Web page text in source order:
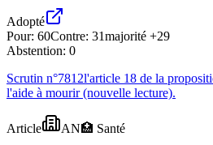
Adopté
Pour: 60Contre: 31majorité +29
Abstention: 0
Scrutin n°7812l'article 18 de la
l'aide à mourir (nouvelle lecture).
Article AN🏥 Santé